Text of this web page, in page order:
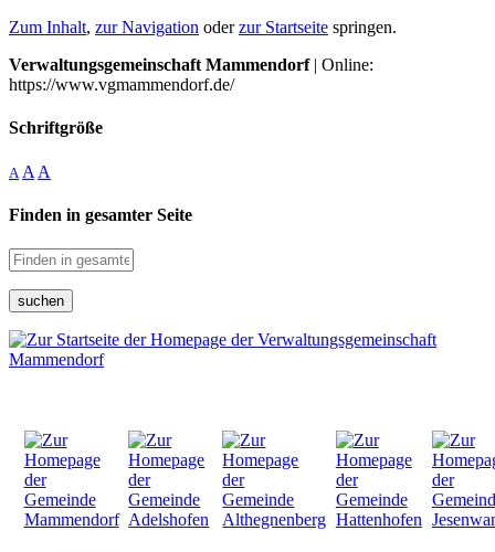
Zum Inhalt, zur Navigation oderzur Startseite springen.
Verwaltungsgemeinschaft Mammendorf| Online:
https://www.vgmammendorf.de/
Schriftgröße
A A A
Finden in gesamter Seite
suchen